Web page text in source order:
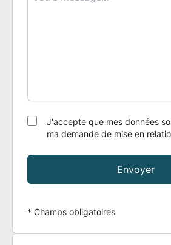
J'accepte que mes données
ma demande de mise en
Envoyer
* Champs obligatoires